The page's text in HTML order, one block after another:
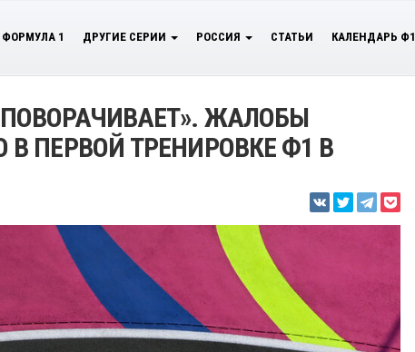
ФОРМУЛА 1 ДРУГИЕ СЕРИИ РОССИЯ СТАТЬИ КАЛЕНДАРЬ Ф1
ЖАЛОБЫ
ПЕРВОЙ ТРЕНИРОВКЕ Ф1 В